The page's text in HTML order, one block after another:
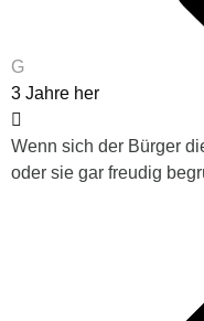
G
3 Jahre her
Wenn sich der Bürger
oder sie gar freudig